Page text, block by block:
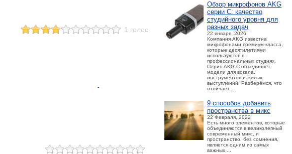
Обзор микрофонов AKG
серии C: качество
студийного уровня для
разных задач
22 января, 2026
Компания AKG известна
микрофонами премиум-класса,
которые десятилетиями
используются в
профессиональных студиях.
Серия AKG C объединяет
модели для вокала,
инструментов и живых
выступлений. Разберёмся, что
отличает...
9 способов добавить
пространства в микс
22 Февраля, 2022
Есть много элементов, которые
объединяются в великолепный
современный микс, и
пространство, без сомнения,
является одним из самых
важных....
1 голос